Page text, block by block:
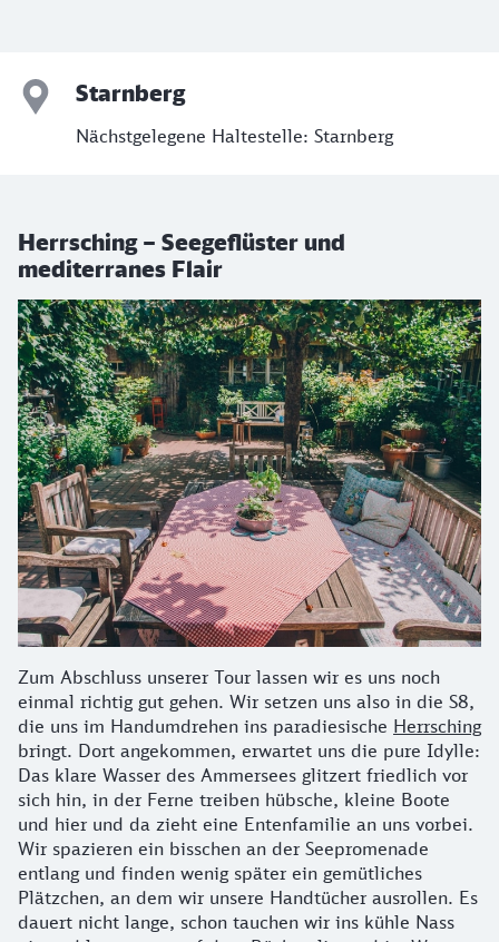
Starnberg
Nächstgelegene Haltestelle: Starnberg
Herrsching – Seegeflüster und
mediterranes Flair
Zum Abschluss unserer Tour lassen wir es uns noch
einmal richtig gut gehen. Wir setzen uns also in die S8,
die uns im Handumdrehen ins paradiesische Herrsching
bringt. Dort angekommen, erwartet uns die pure Idylle:
Das klare Wasser des Ammersees glitzert friedlich vor
sich hin, in der Ferne treiben hübsche, kleine Boote
und hier und da zieht eine Entenfamilie an uns vorbei.
Wir spazieren ein bisschen an der Seepromenade
entlang und finden wenig später ein gemütliches
Plätzchen, an dem wir unsere Handtücher ausrollen. Es
dauert nicht lange, schon tauchen wir ins kühle Nass